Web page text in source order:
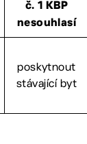
č. 1 KBP
nesouhlasí
poskytnout
stávající byt